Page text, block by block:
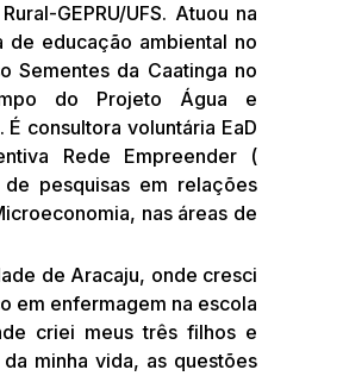
GEPRU/UFS. Atuou na
de educação ambiental no
Sementes da Caatinga no
do Projeto Água e
consultora voluntária EaD
Rede Empreender (
pesquisas em relações
nas áreas de
de Aracaju, onde cresci
em enfermagem na escola
criei meus três filhos e
minha vida, as questões